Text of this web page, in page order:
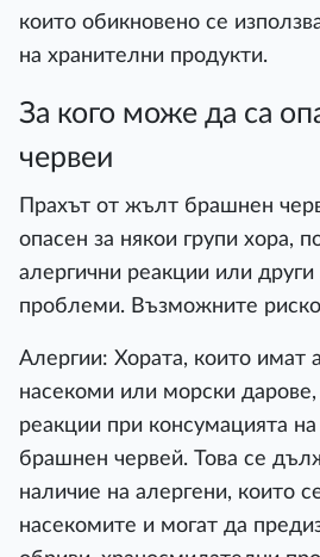
които обикновено се
на хранителни продукти.
За кого може да са
червеи
Прахът от жълт брашнен
опасен за някои групи хора,
алергични реакции или други
проблеми. Възможните
Алергии: Хората, които имат
насекоми или морски дарове,
реакции при консумацията
брашнен червей. Това се
наличие на алергени, които
насекомите и могат да